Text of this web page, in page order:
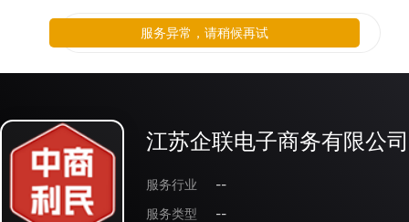
江苏企联电子商务有限公司
服务行业
--
服务类型
--
服务异常，请稍候再试